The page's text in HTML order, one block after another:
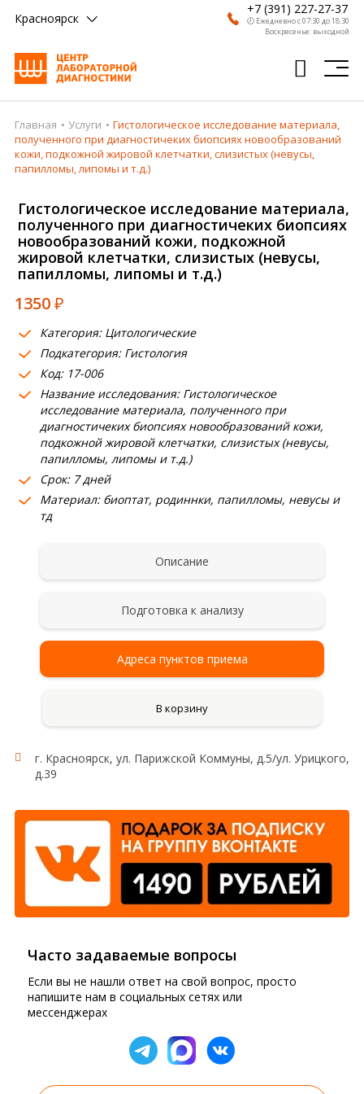
Красноярск
+7 (391) 227-27-37
🕗 Ежедневно с 07:30 до 18:30
Воскресенье: выходной
Главная
Анализы
Получить результат
Пациентам
О компании
Где сдать
Партнерам
Главная Услуги
Гистологическое исследование материала,
полученного при диагностичеких биопсиях новообразований
кожи, подкожной жировой клетчатки, слизистых (невусы,
папилломы, липомы и т.д.)
Гистологическое исследование материала,
полученного при диагностичеких биопсиях
новообразований кожи, подкожной
жировой клетчатки, слизистых (невусы,
папилломы, липомы и т.д.)
1350₽
Категория: Цитологические
Подкатегория: Гистология
Код: 17-006
Название исследования: Гистологическое
исследование материала, полученного при
диагностичеких биопсиях новообразований кожи,
подкожной жировой клетчатки, слизистых (невусы,
папилломы, липомы и т.д.)
Срок: 7 дней
Материал: биоптат, родиннки, папилломы, невусы и
тд
Описание
Подготовка к анализу
Адреса пунктов приема
В корзину
г. Красноярск, ул. Парижской Коммуны, д.5/ул. Урицкого,
д.39
Часто задаваемые вопросы
Если вы не нашли ответ на свой вопрос, просто
напишите нам в социальных сетях или
мессенджерах